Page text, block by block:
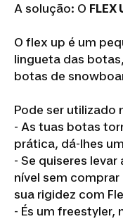
A solução: O FLEX
O flex up é um
lingueta das
botas de
Pode ser utilizado
- As tuas botas
prática, dá-lhes
- Se quiseres
nível sem
sua rigidez com
- És um freestyler,